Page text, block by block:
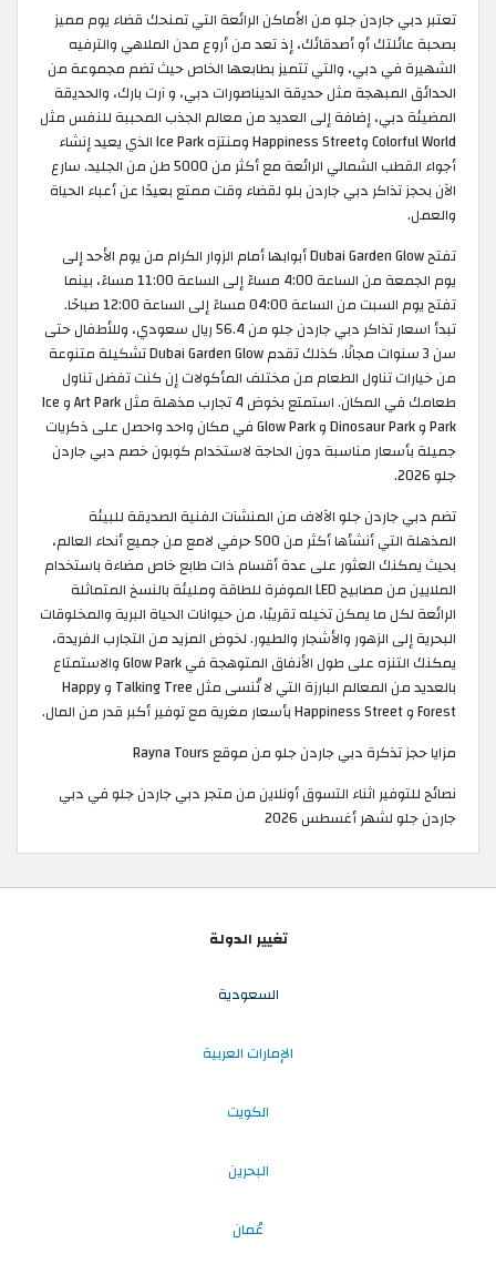
تعتبر دبي جاردن جلو من الأماكن الرائعة التي تمنحك قضاء يوم مميز
بصحبة عائلتك أو أصدقائك، إذ تعد من أروع مدن الملاهي والترفيه
الشهيرة في دبي، والتي تتميز بطابعها الخاص حيث تضم مجموعة من
الحدائق المبهجة مثل حديقة الديناصورات دبي، و آرت بارك، والحديقة
المضيئة دبي، إضافة إلى العديد من معالم الجذب المحببة للنفس مثل
Colorful World وHappiness Street ومنتزه Ice Park الذي يعيد إنشاء
أجواء القطب الشمالي الرائعة مع أكثر من 5000 طن من الجليد. سارع
الآن بحجز تذاكر دبي جاردن بلو لقضاء وقت ممتع بعيدًا عن أعباء الحياة
والعمل.
تفتح Dubai Garden Glow أبوابها أمام الزوار الكرام من يوم الأحد إلى
يوم الجمعة من الساعة 4:00 مساءً إلى الساعة 11:00 مساءً، بينما
تفتح يوم السبت من الساعة 04:00 مساءً إلى الساعة 12:00 صباحًا.
تبدأ اسعار تذاكر دبي جاردن جلو من 56.4 ريال سعودي، وللأطفال حتى
سن 3 سنوات مجانًا. كذلك تقدم Dubai Garden Glow تشكيلة متنوعة
من خيارات تناول الطعام من مختلف المأكولات إن كنت تفضل تناول
طعامك في المكان. استمتع بخوض 4 تجارب مذهلة مثل Art Park و Ice
Park و Dinosaur Park و Glow Park في مكان واحد واحصل على ذكريات
جميلة بأسعار مناسبة دون الحاجة لاستخدام كوبون خصم دبي جاردن
جلو 2026.
تضم دبي جاردن جلو الآلاف من المنشآت الفنية الصديقة للبيئة
المذهلة التي أنشأها أكثر من 500 حرفي لامع من جميع أنحاء العالم،
بحيث يمكنك العثور على عدة أقسام ذات طابع خاص مضاءة باستخدام
الملايين من مصابيح LED الموفرة للطاقة ومليئة بالنسخ المتماثلة
الرائعة لكل ما يمكن تخيله تقريبًا، من حيوانات الحياة البرية والمخلوقات
البحرية إلى الزهور والأشجار والطيور. لخوض المزيد من التجارب الفريدة،
يمكنك التنزه على طول الأنفاق المتوهجة في Glow Park والاستمتاع
بالعديد من المعالم البارزة التي لا تُنسى مثل Talking Tree و Happy
Forest و Happiness Street بأسعار مغرية مع توفير أكبر قدر من المال.
مزايا حجز تذكرة دبي جاردن جلو من موقع Rayna Tours
نصائح للتوفير اثناء التسوق أونلاين من متجر دبي جاردن جلو في دبي
جاردن جلو لشهر أغسطس 2026
تغيير الدولة
السعودية
الإمارات العربية
الكويت
البحرين
عُمان